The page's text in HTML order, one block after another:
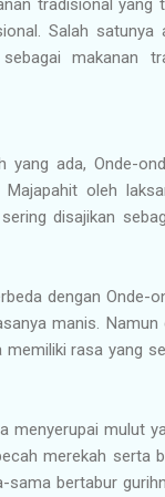
Salah
makanan
yang ada, Onde-
oleh
disajikan
dengan Onde-
manis.
rasa yang
menyerupai mulut
merekah serta
bertabur